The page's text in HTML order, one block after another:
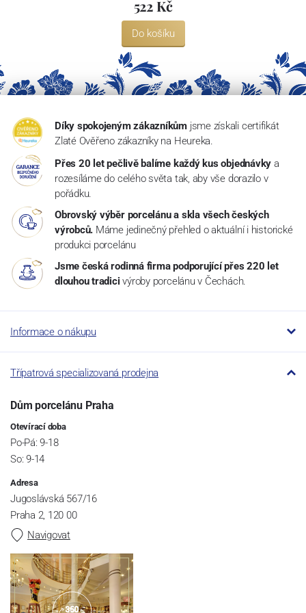
522 Kč
Do košíku
Díky spokojeným zákazníkům jsme získali certifikát
Zlaté Ověřeno zákazníky na Heureka.
Přes 20 let pečlivě balíme každý kus objednávky a
rozesíláme do celého světa tak, aby vše dorazilo v
pořádku.
Obrovský výběr porcelánu a skla všech českých
výrobců. Máme jedinečný přehled o aktuální i historické
produkci porcelánu
Jsme česká rodinná firma podporující přes 220 let
dlouhou tradici výroby porcelánu v Čechách.
Informace o nákupu
Třípatrová specializovaná prodejna
Dům porcelánu Praha
Otevírací doba
Po-Pá: 9-18
So: 9-14
Adresa
Jugoslávská 567/16
Praha 2, 120 00
Navigovat